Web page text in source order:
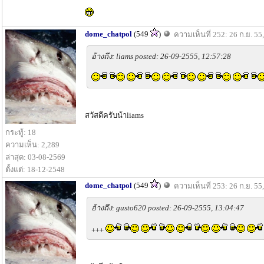
กระทู้: 18
ความเห็น: 2,289
ล่าสุด: 03-08-2569
ตั้งแต่: 18-12-2548
dome_chatpol (549 ) ความเห็นที่ 252: 26 ก.ย.
อ้างถึง: liams posted: 26-09-2555, 12:57:28
สวัสดีครับน้าliams
dome_chatpol (549 ) ความเห็นที่ 253: 26 ก.ย.
อ้างถึง: gusto620 posted: 26-09-2555, 13:04:47
+++